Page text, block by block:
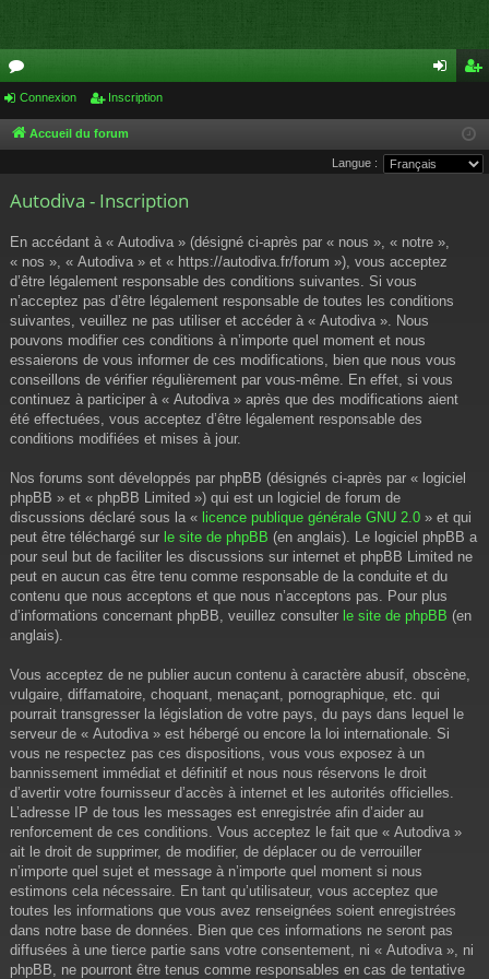
or
u
s
cri
pti
Connexion Inscription
Accueil du forum
Langue :
Autodiva - Inscription
En accédant à « Autodiva » (désigné ci-après par « nous », « notre »,
« nos », « Autodiva » et « https://autodiva.fr/forum »), vous acceptez
d’être légalement responsable des conditions suivantes. Si vous
n’acceptez pas d’être légalement responsable de toutes les conditions
suivantes, veuillez ne pas utiliser et accéder à « Autodiva ». Nous
pouvons modifier ces conditions à n’importe quel moment et nous
essaierons de vous informer de ces modifications, bien que nous vous
conseillons de vérifier régulièrement par vous-même. En effet, si vous
continuez à participer à « Autodiva » après que des modifications aient
été effectuées, vous acceptez d’être légalement responsable des
conditions modifiées et mises à jour.
Nos forums sont développés par phpBB (désignés ci-après par « logiciel
phpBB » et « phpBB Limited ») qui est un logiciel de forum de
discussions déclaré sous la « licence publique générale GNU 2.0 » et qui
peut être téléchargé sur le site de phpBB (en anglais). Le logiciel phpBB a
pour seul but de faciliter les discussions sur internet et phpBB Limited ne
peut en aucun cas être tenu comme responsable de la conduite et du
contenu que nous acceptons et que nous n’acceptons pas. Pour plus
d’informations concernant phpBB, veuillez consulter le site de phpBB (en
anglais).
Vous acceptez de ne publier aucun contenu à caractère abusif, obscène,
vulgaire, diffamatoire, choquant, menaçant, pornographique, etc. qui
pourrait transgresser la législation de votre pays, du pays dans lequel le
serveur de « Autodiva » est hébergé ou encore la loi internationale. Si
vous ne respectez pas ces dispositions, vous vous exposez à un
bannissement immédiat et définitif et nous nous réservons le droit
d’avertir votre fournisseur d’accès à internet et les autorités officielles.
L’adresse IP de tous les messages est enregistrée afin d’aider au
renforcement de ces conditions. Vous acceptez le fait que « Autodiva »
ait le droit de supprimer, de modifier, de déplacer ou de verrouiller
n’importe quel sujet et message à n’importe quel moment si nous
estimons cela nécessaire. En tant qu’utilisateur, vous acceptez que
toutes les informations que vous avez renseignées soient enregistrées
dans notre base de données. Bien que ces informations ne seront pas
diffusées à une tierce partie sans votre consentement, ni « Autodiva », ni
phpBB, ne pourront être tenus comme responsables en cas de tentative